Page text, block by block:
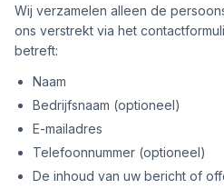
Wij verzamelen alleen de
ons verstrekt via het
betreft:
Naam
Bedrijfsnaam (optioneel)
E-mailadres
Telefoonnummer (optioneel)
De inhoud van uw bericht of